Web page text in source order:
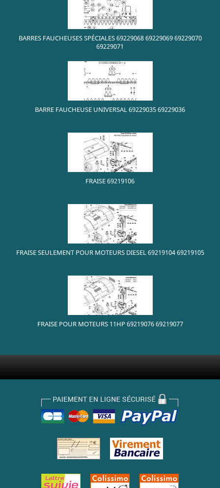
BARRES FAUCHEUSES SPÉCIALES 69229068 69229069 69229070
69229071
BARRE FAUCHEUSE UNIVERSAL 69229035 69229036
FRAISE 69219106
FRAISE SEULEMENT POUR MOTEURS DIESEL 69219104 69219105
FRAISE POUR MOTEURS 11HP 69219076 69219077